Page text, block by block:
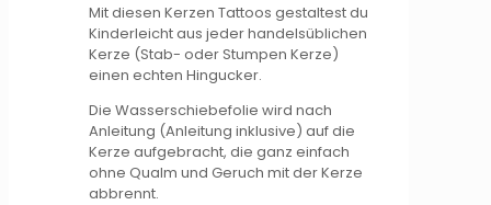
Mit diesen Kerzen Tattoos gestaltest du
Kinderleicht aus jeder handelsüblichen
Kerze (Stab- oder Stumpen Kerze)
einen echten Hingucker.
Die Wasserschiebefolie wird nach
Anleitung (Anleitung inklusive) auf die
Kerze aufgebracht, die ganz einfach
ohne Qualm und Geruch mit der Kerze
abbrennt.